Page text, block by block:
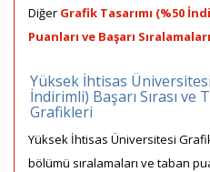
Diğer Grafik Tasarımı (%50
Puanları ve Başarı Sıralamaları
Yüksek İhtisas
İndirimli) Başarı Sırası ve
Grafikleri
Yüksek İhtisas Üniversitesi
bölümü sıralamaları ve taban